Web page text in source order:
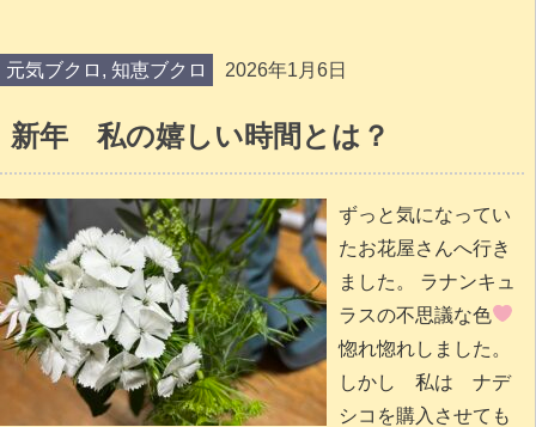
元気ブクロ , 知恵ブクロ 2026年1月6日
新年 私の嬉しい時間とは？
ずっと気になってい
たお花屋さんへ行き
ました。 ラナンキュ
ラスの不思議な色
惚れ惚れしました。
しかし 私は ナデ
シコを購入させても